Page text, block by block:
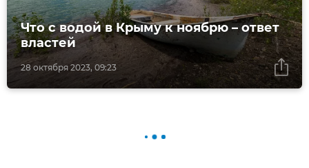
28 октября 2023, 09:23
Что с водой в Крыму к ноябрю – ответ
властей